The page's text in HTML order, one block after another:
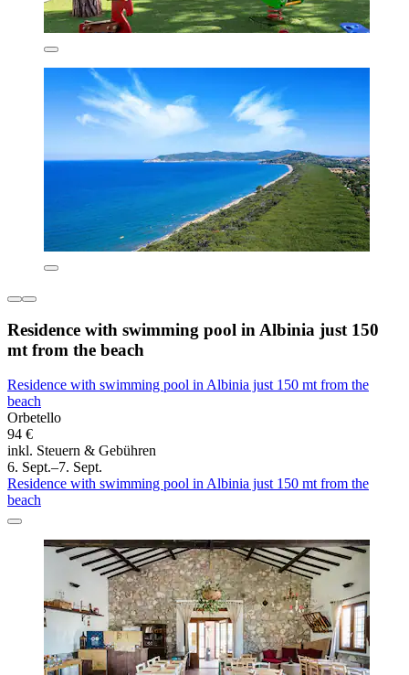
Residence with swimming pool in Albinia just 150
mt from the beach
Residence with swimming pool in Albinia just 150 mt from the
beach
Orbetello
94 €
inkl. Steuern & Gebühren
6. Sept.–7. Sept.
Residence with swimming pool in Albinia just 150 mt from the
beach